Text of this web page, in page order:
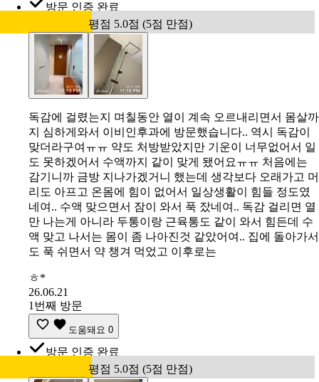
방문 인증 완료
평점 5.0점 (5점 만점)
독감에 걸렸는지 며칠동안 열이 계속 오르내리면서 몸살까
지 심하게와서 이비인후과에 방문했습니다.. 역시 독감이
맞더라구여ㅠㅠ 약도 처방받았지만 기운이 너무없어서 일
도 못하겠어서 수액까지 같이 맞게 됐어요ㅠㅠ 처음에는
감기니까 금방 지나가겠거니 했는데 생각보다 오래가고 머
리도 아프고 온몸에 힘이 없어서 일상생활이 힘들 정도였
네여.. 수액 맞으면서 잠이 와서 푹 잤네여.. 독감 걸리면 열
만 나는게 아니라 두통이랑 근육통도 같이 와서 힘든데 수
액 맞고 나서는 몸이 좀 나아진것 같았어여.. 집에 돌아가서
도 푹 쉬면서 약 챙겨 먹었고 이후로는
ㅎ*
26.06.21
1번째 방문
도움돼요 0
방문 인증 완료
평점 5.0점 (5점 만점)